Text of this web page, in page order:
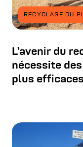
RECYCLAGE DU
L’avenir du
nécessite
plus efficaces